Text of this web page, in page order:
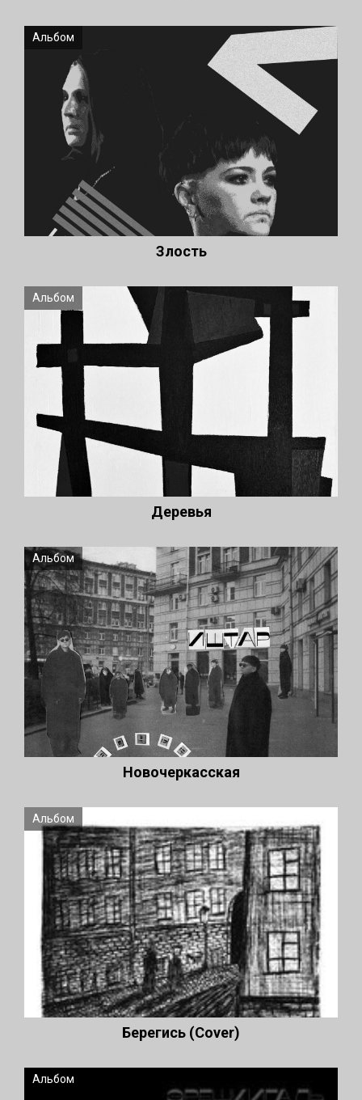
Альбом
Злость
Альбом
Деревья
Альбом
Новочеркасская
Альбом
Берегись (Cover)
Альбом